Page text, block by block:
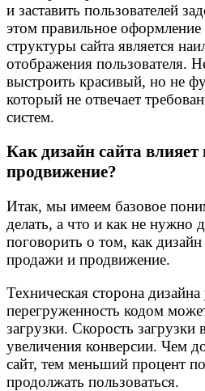
и заставить пользователей
этом правильное оформление
структуры сайта является
отображения пользователя.
выстроить красивый, но не
который не отвечает
систем.
Как дизайн сайта
продвижение?
Итак, мы имеем базовое
делать, а что и как не нужно
поговорить о том, как дизайн
продажи и продвижение.
Техническая сторона
перегруженность кодом
загрузки. Скорость загрузки
увеличения конверсии. Чем
сайт, тем меньший процент
продолжать пользоваться.